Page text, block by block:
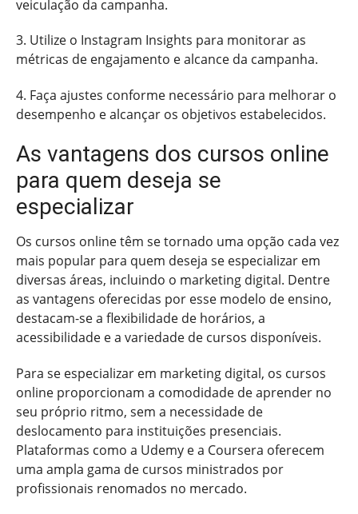
veiculação da campanha.
3. Utilize o Instagram Insights para monitorar as
métricas de engajamento e alcance da campanha.
4. Faça ajustes conforme necessário para melhorar o
desempenho e alcançar os objetivos estabelecidos.
As vantagens dos cursos online
para quem deseja se
especializar
Os cursos online têm se tornado uma opção cada vez
mais popular para quem deseja se especializar em
diversas áreas, incluindo o marketing digital. Dentre
as vantagens oferecidas por esse modelo de ensino,
destacam-se a flexibilidade de horários, a
acessibilidade e a variedade de cursos disponíveis.
Para se especializar em marketing digital, os cursos
online proporcionam a comodidade de aprender no
seu próprio ritmo, sem a necessidade de
deslocamento para instituições presenciais.
Plataformas como a Udemy e a Coursera oferecem
uma ampla gama de cursos ministrados por
profissionais renomados no mercado.